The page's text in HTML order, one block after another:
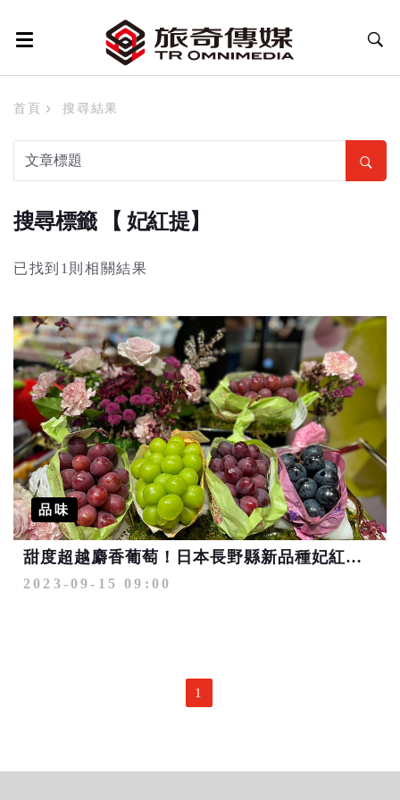
首頁 搜尋結果
搜尋標籤 【 妃紅提】
已找到1則相關結果
品味
甜度超越麝香葡萄！日本長野縣新品種妃紅提® 微風超市限期販售
2023-09-15 09:00
1